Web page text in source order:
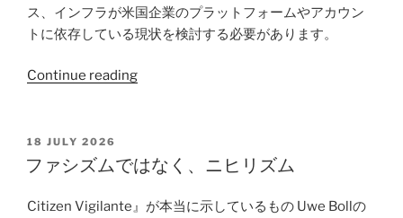
ス、インフラが米国企業のプラットフォームやアカウン
トに依存している現状を検討する必要があります。
Continue reading“な
の
国
POSTED
18 JULY 2026
ファシズムではなく、ニヒリズム
Citizen Vigilante』が本当に示しているもの Uwe Bollの